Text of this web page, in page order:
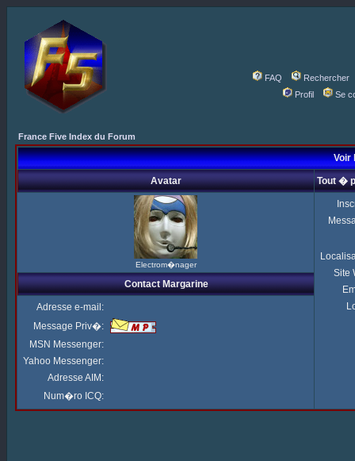
FAQ
Rechercher
Profil
Se
France Five Index du Forum
Voir
Avatar Tout �
Electrom�nager
Site
Contact Margarine
Adresse e-mail:
Message Priv�:
MSN Messenger:
Yahoo Messenger:
Adresse AIM:
Num�ro ICQ: